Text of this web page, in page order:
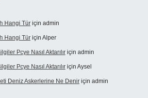
Hangi Türiçin admin
Hangi Türiçin Alper
Pcye Nasıl Aktarılıriçin admin
Pcye Nasıl Aktarılıriçin Aysel
Deniz Askerlerine Ne Deniriçin admin